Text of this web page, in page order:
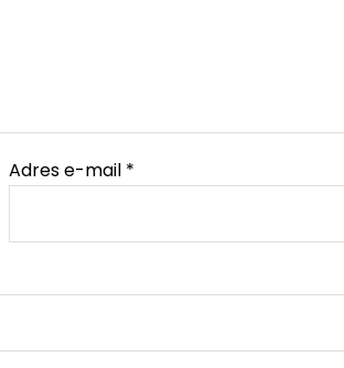
Adres e-mail *